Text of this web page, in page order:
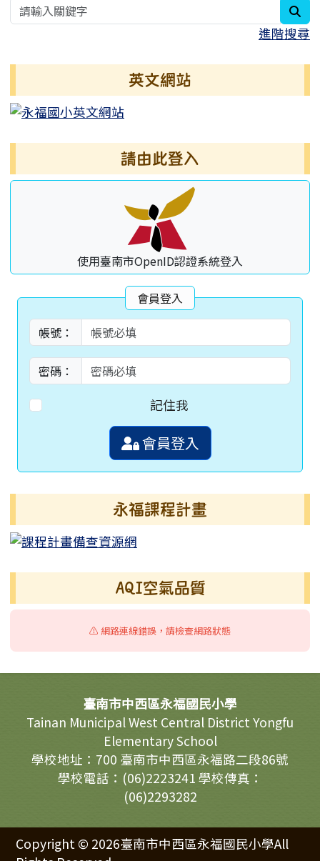
進階搜尋
英文網站
請由此登入
使用臺南市OpenID認證系統登入
會員登入
帳號：
密碼：
記住我
會員登入
永福課程計畫
AQI空氣品質
⚠️ 網路連線錯誤，請檢查網路狀態
頁尾區域內容臺南市中西區永福國民小學
Tainan Municipal West Central District Yongfu
Elementary School
學校地址：700 臺南市中西區永福路二段86號
學校電話：(06)2223241 學校傳真：
(06)2293282
Copyright © 2026臺南市中西區永福國民小學All